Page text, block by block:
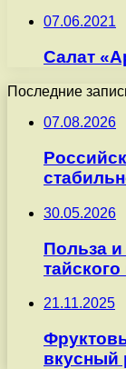
07.06.2021
Салат
Последние
07.08.2026
30.05.2026
Польза и
21.11.2025
вкусный